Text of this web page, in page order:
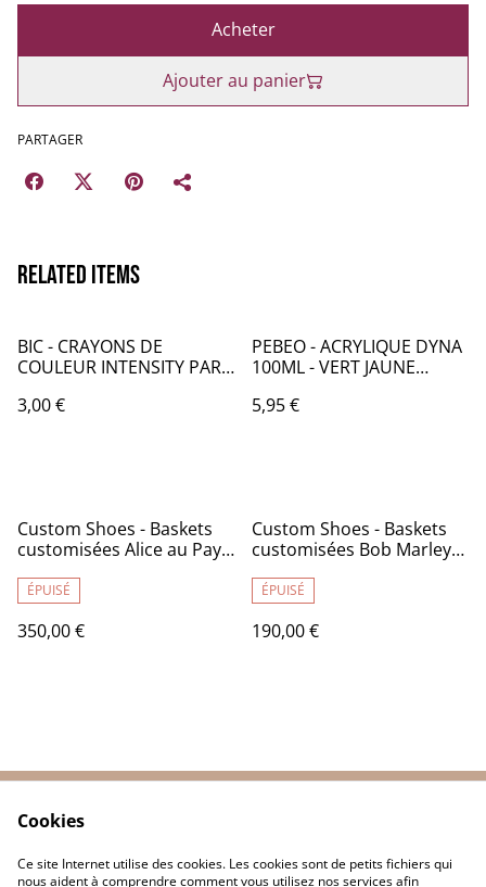
Acheter
Ajouter au panier
PARTAGER
Related items
BIC - CRAYONS DE
COULEUR INTENSITY PAR
3,00 €
PEBEO - ACRYLIQUE DYNA
100ML - VERT JAUNE
5,95 €
Custom Shoes - Baskets
customisées Alice au Pays
37 - TR030
ÉPUISÉ
350,00 €
Custom Shoes - Baskets
customisées Bob Marley
TR031
ÉPUISÉ
190,00 €
Politique de
confidentialité
Politique de cookies
Cookies
Ce site Internet utilise des cookies. Les cookies sont de petits fichiers qui
nous aident à comprendre comment vous utilisez nos services afin